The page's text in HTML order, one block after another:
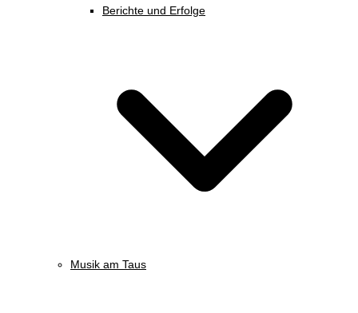
Berichte und Erfolge
Musik am Taus